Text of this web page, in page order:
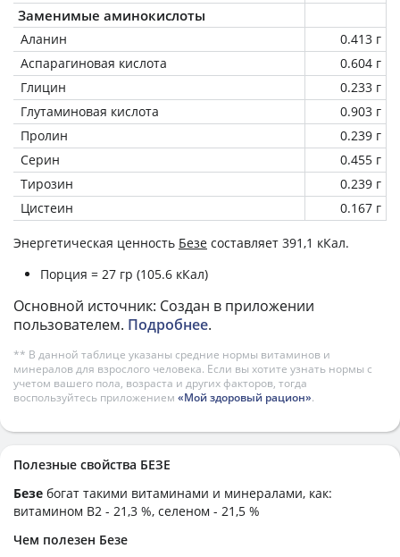
Заменимые аминокислоты
Аланин
0.413 г
Аспарагиновая кислота
0.604 г
Глицин
0.233 г
Глутаминовая кислота
0.903 г
Пролин
0.239 г
Серин
0.455 г
Тирозин
0.239 г
Цистеин
0.167 г
Энергетическая ценность Безе составляет 391,1 кКал.
Порция = 27 гр (105.6 кКал)
Основной источник: Создан в приложении
пользователем. Подробнее.
** В данной таблице указаны средние нормы витаминов и
минералов для взрослого человека. Если вы хотите узнать нормы с
учетом вашего пола, возраста и других факторов, тогда
воспользуйтесь приложением «Мой здоровый рацион».
Полезные свойства БЕЗЕ
Безе богат такими витаминами и минералами, как:
витамином B2 - 21,3 %, селеном - 21,5 %
Чем полезен Безе